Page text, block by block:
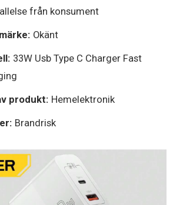
från konsument
Okänt
33W Usb Type C Charger Fast
produkt: Hemelektronik
Brandrisk